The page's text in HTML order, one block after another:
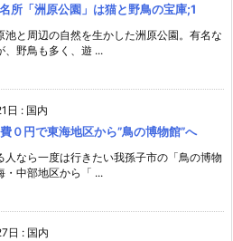
所「洲原公園」は猫と野鳥の宝庫;1
池と周辺の自然を生かした洲原公園。有名な
、野鳥も多く、遊 ...
日 : 国内
０円で東海地区から”鳥の博物館”へ
人なら一度は行きたい我孫子市の「鳥の博物
・中部地区から「 ...
日 : 国内